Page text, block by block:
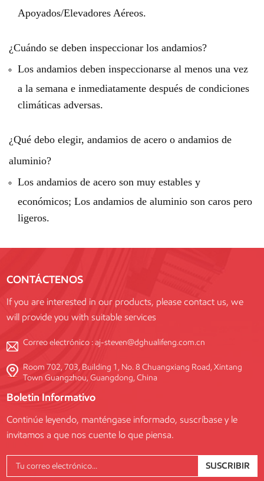
Apoyados/Elevadores Aéreos.
¿Cuándo se deben inspeccionar los andamios?
Los andamios deben inspeccionarse al menos una vez
a la semana e inmediatamente después de condiciones
climáticas adversas.
¿Qué debo elegir, andamios de acero o andamios de
aluminio?
Los andamios de acero son muy estables y
económicos; Los andamios de aluminio son caros pero
ligeros.
CONTÁCTENOS
If you are interested in our products, please contact us, we
will provide you with suitable services
Correo electrónico :aj-steven@dghualifeng.com.cn
Room 702, 703, Building 1, No. 8 Chuangxiang Road, Xintang
Town Guangzhou, Guangdong, China
Boletin Informativo
Continúe leyendo, manténgase informado, suscríbase y le
invitamos a que nos cuente lo que piensa.
SUSCRIBIR